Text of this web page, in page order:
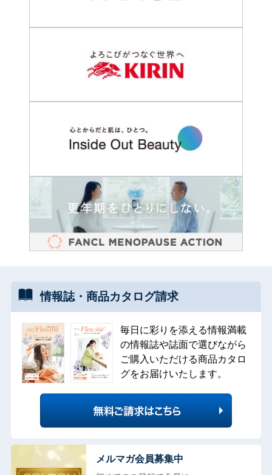
情報誌・ 商品カタログ請求
毎日に彩りを添える情報満載
の情報誌や誌面で選びながら
ご購入いただける商品カタロ
グをお届けいたします。
メルマガ会員募集中